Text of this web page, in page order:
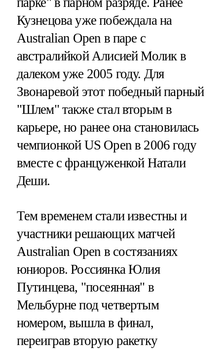
Кузнецова уже побеждала на
Australian Open в паре с
австралийкой Алисией Молик в
далеком уже 2005 году. Для
Звонаревой этот победный парный
"Шлем" также стал вторым в
карьере, но ранее она становилась
чемпионкой US Open в 2006 году
вместе с француженкой Натали
Деши.
Тем временем стали известны и
участники решающих матчей
Australian Open в состязаниях
юниоров. Россиянка Юлия
Путинцева, "посеянная" в
Мельбурне под четвертым
номером, вышла в финал,
переиграв вторую ракетку